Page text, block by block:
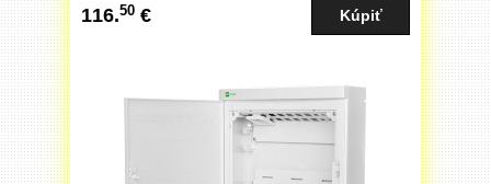
116.50 €